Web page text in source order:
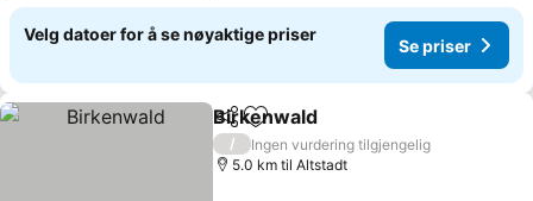
Velg datoer for å se nøyaktige priser
Se priser
Del Legg til i favoritter
Birkenwald
/
Ingen vurdering tilgjengelig
5.0 km til Altstadt